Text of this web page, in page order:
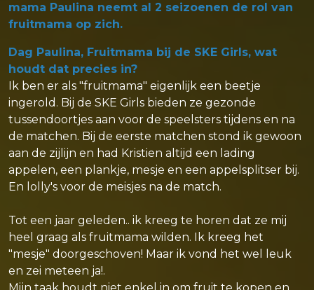
mama Paulina neemt al 2 seizoenen de rol van
fruitmama op zich.
Dag Paulina, Fruitmama bij de SKE Girls, wat
houdt dat precies in?
Ik ben er als "fruitmama" eigenlijk een beetje
ingerold. Bij de SKE Girls bieden ze gezonde
tussendoortjes aan voor de speelsters tijdens en na
de matchen. Bij de eerste matchen stond ik gewoon
aan de zijlijn en had Kristien altijd een lading
appelen, een plankje, mesje en een appelsplitser bij.
En lolly's voor de meisjes na de match.
Tot een jaar geleden.. ik kreeg te horen dat ze mij
heel graag als fruitmama wilden. Ik kreeg het
"mesje" doorgeschoven! Maar ik vond het wel leuk
en zei meteen ja!.